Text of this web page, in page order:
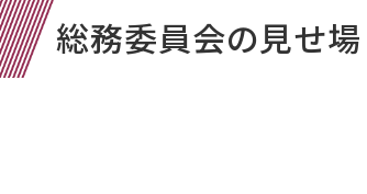
総務委員会の見せ場